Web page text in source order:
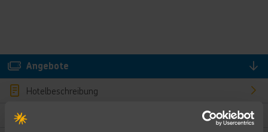
Angebote
Hotelbeschreibung